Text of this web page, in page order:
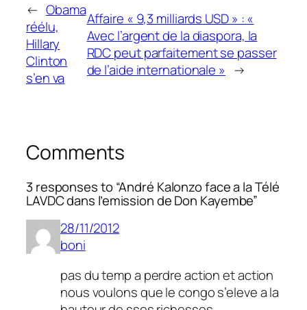
← Obama
réélu,
Hillary
Clinton
s’en va
Affaire « 9,3 milliards USD » : «
Avec l’argent de la diaspora, la
RDC peut parfaitement se passer
de l’aide internationale » →
Comments
3 responses to “André Kalonzo face a la Télé
LAVDC dans l’emission de Don Kayembe”
28/11/2012
boni
pas du temp a perdre action et action
nous voulons que le congo s’eleve a la